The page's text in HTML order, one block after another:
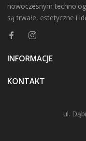
nowoczesnym
są trwałe, estetyczne i
INFORMACJE
KONTAKT
ul.